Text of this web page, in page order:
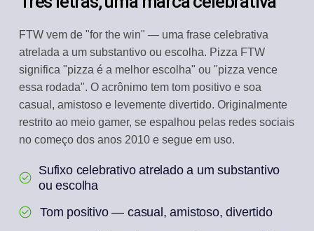
FTW vem de "for the win" — uma frase celebrativa
atrelada a um substantivo ou escolha. Pizza FTW
significa "pizza é a melhor escolha" ou "pizza vence
essa rodada". O acrônimo tem tom positivo e soa
casual, amistoso e levemente divertido. Originalmente
restrito ao meio gamer, se espalhou pelas redes sociais
no começo dos anos 2010 e segue em uso.
Sufixo celebrativo atrelado a um substantivo
ou escolha
Tom positivo — casual, amistoso, divertido